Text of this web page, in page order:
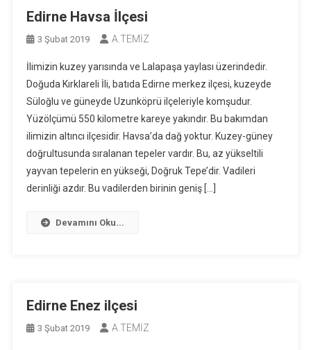
Edirne Havsa İlçesi
3 Şubat 2019 A.TEMİZ
İlimizin kuzey yarısında ve Lalapaşa yaylası üzerindedir.
Doğuda Kırklareli İli, batıda Edirne merkez ilçesi, kuzeyde
Süloğlu ve güneyde Uzunköprü ilçeleriyle komşudur.
Yüzölçümü 550 kilometre kareye yakındır. Bu bakımdan
ilimizin altıncı ilçesidir. Havsa’da dağ yoktur. Kuzey-güney
doğrultusunda sıralanan tepeler vardır. Bu, az yükseltili
yayvan tepelerin en yükseği, Doğruk Tepe’dir. Vadileri
derinliği azdır. Bu vadilerden birinin geniş […]
Devamını Oku...
Edirne Enez ilçesi
3 Şubat 2019 A.TEMİZ